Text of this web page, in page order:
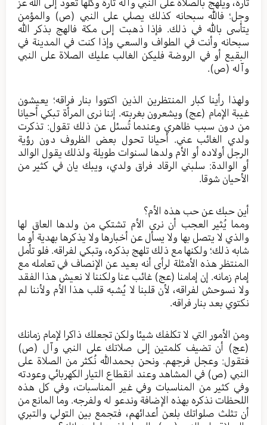
وجل؛ فالله سبحانه كذلك يصلي على النبي (ص) والمؤمن
يتأسى بالله في ذلك. فإذا ذهبت إلى مكة فالهج بذكر الله
سبحانه وأنت في الطواف والسعي وإذا كنت في المدينة في
البقيع أو في الروضة فليكن الغالب عليك الصلاة على النبي
وآله (ص).
ولهذا رأينا كبار المنتظرين الذين اكتووا بنار فراقه؛ يعيشون
غيبة الإمام (عج) ويشعرون بغربته. إننا نرى المرأة تبكي أحيانا
من دون سبب ظاهري وعندما تُسئل عن ذلك تقول: تذكرت
ولدي الغائب عني. أحيانا تحول بعض الظروف دون رؤية
الرجل أولاده أو الأم ولدها لسنوات طويلة ولذلك يقول الوالد
أو الوالدة: سلبني الرقاد فراق ولدي، ويبك يان في كثير من
الأحيان شوقا.
أين حبك عن حب هذه الأم؟
ومما يُثير العجب أن نرى الأم تشتكي من ولدها العاق لها
والذي لا يتصل بها ولا يسأل عن أخبارها ولا يذكرها بهدية أو ما
شابه ذلك؛ ولكنها مع ذلك تلهج بذكره، وتبكي لفراقه. فلو تأمل
المنتظر هذه الأمثلة لرأى أنه بعيد عن الإنصاف في تعامله مع
إمام زمانه. إن إمامنا (عج) غائب عنا ولكننا لا نعيش هذا الفقد
ولا نسوحش لفراقه، لأن قلبنا لا يُشبه قلب هذا الأم ولأننا لم
نكتوي بعد بنار فراقه.
ومن الأمور التي لا تكلفك شيئا ولكن تجعلك ذاكرا لإمام زمانك
(عج) أن تضيف كلمتين إلى صلاتك على النبي وآل (ص)
فتقول: وعجل فرجهم. ونحن بحمدالله نُكثر من الصلاة على
النبي (ص) في المشاهد وعند انقطاع التيار الكهربائي وعودته
وفي كثير من المناسبات وفي غير المناسبات، وفي كل هذه
اللحظات نذكره بهذه الإضافة وندعو له ولفرجه. وما المانع من
أن تثلث صلواتك بلعن أعدائهم، فتجمع بين التولي والتبري